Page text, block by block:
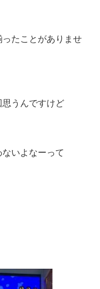
たことがありませ
うんですけど
いよなーって